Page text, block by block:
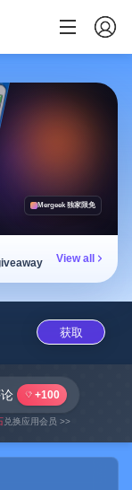
Mergeek 独家限免
View all
获取
+100
兑换应用会员 >>